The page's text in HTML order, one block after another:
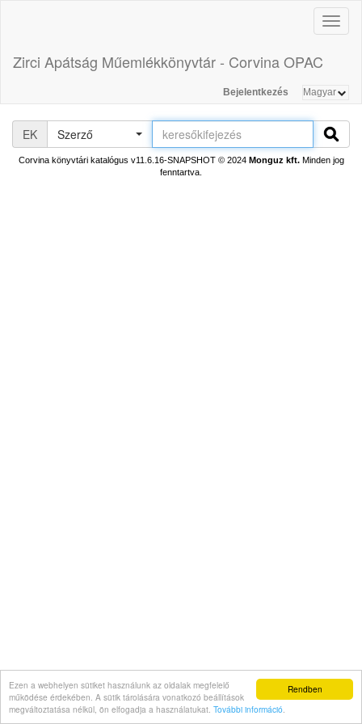
Rendben
Ezen a webhelyen sütiket használunk az oldalak megfelelő
működése érdekében. A sütik tárolására vonatkozó beállítások
megváltoztatása nélkül, ön elfogadja a használatukat. További információ.
Zirci Apátság Műemlékkönyvtár - Corvina OPAC
Bejelentkezés
EK Szerző
Corvina könyvtári katalógus v11.6.16-SNAPSHOT© 2024 Monguz kft.Minden jog
fenntartva.